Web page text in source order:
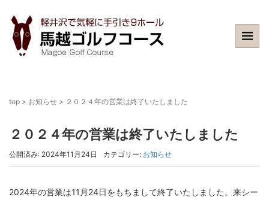
top > お知らせ > ２０２４年の営業は終了いたしました
２０２４年の営業は終了いたしました
公開済み: 2024年11月24日 カテゴリー: お知らせ
2024年の営業は11月24日をもちまして終了いたしました。来シー